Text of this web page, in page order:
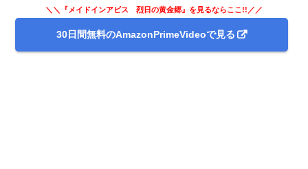
＼＼『メイドインアビス 烈日の黄金郷』を見るならここ!!／／
30日間無料のAmazonPrimeVideoで見る